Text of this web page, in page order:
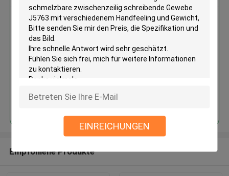
EINREICHUNGEN
Trikot Knit-Ausdehnungs-
schmelzbare zwischenzeilig
schreibende Gewebe J5763 mit
verschiedenem Handfeeling und
Fortsetzen
Empfohlene Produkte